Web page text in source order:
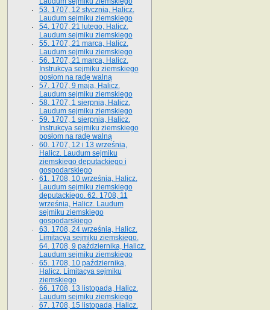
53. 1707, 12 stycznia, Halicz.
Laudum sejmiku ziemskiego
54. 1707, 21 lutego, Halicz.
Laudum sejmiku ziemskiego
55. 1707, 21 marca, Halicz.
Laudum sejmiku ziemskiego
56. 1707, 21 marca, Halicz.
Instrukcya sejmiku ziemskiego
posłom na radę walną
57. 1707, 9 maja, Halicz.
Laudum sejmiku ziemskiego
58. 1707, 1 sierpnia, Halicz.
Laudum sejmiku ziemskiego
59. 1707, 1 sierpnia, Halicz.
Instrukcya sejmiku ziemskiego
posłom na radę walną
60. 1707, 12 i 13 września,
Halicz. Laudum sejmiku
ziemskiego deputackiego i
gospodarskiego
61. 1708, 10 września, Halicz.
Laudum sejmiku ziemskiego
deputackiego. 62. 1708, 11
września, Halicz. Laudum
sejmiku ziemskiego
gospodarskiego
63. 1708, 24 września, Halicz.
Limitacya sejmiku ziemskiego.
64. 1708, 9 października, Halicz.
Laudum sejmiku ziemskiego
65­. 1708, 10 października,
Halicz. Limitacya sejmiku
ziemskiego
66. 1708, 13 listopada, Halicz.
Laudum sejmiku ziemskiego
67. 1708, 15 listopada, Halicz.